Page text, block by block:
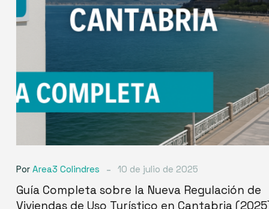
de
Uso
Cantabria
(2025)
PorArea3 Colindres - 10 de julio de 2025
Guía Completa sobre la Nueva Regulación de
Viviendas de Uso Turístico en Cantabria (2025)